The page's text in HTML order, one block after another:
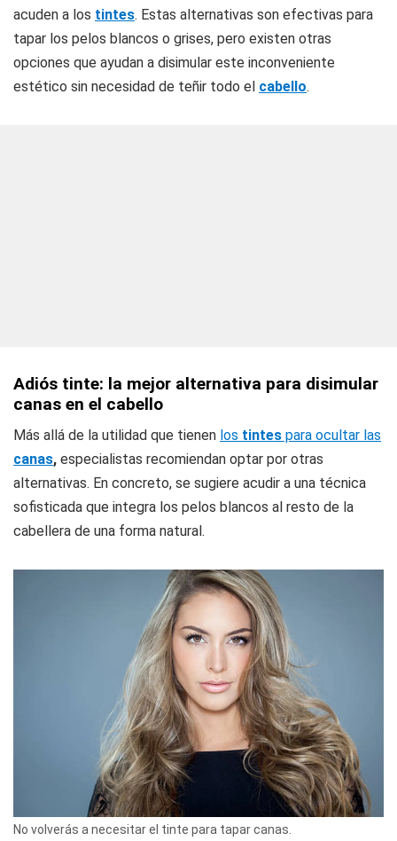
acuden a los tintes. Estas alternativas son efectivas para
tapar los pelos blancos o grises, pero existen otras
opciones que ayudan a disimular este inconveniente
estético sin necesidad de teñir todo el cabello.
Adiós tinte: la mejor alternativa para disimular
canas en el cabello
Más allá de la utilidad que tienen los tintes para ocultar las
canas, especialistas recomiendan optar por otras
alternativas. En concreto, se sugiere acudir a una técnica
sofisticada que integra los pelos blancos al resto de la
cabellera de una forma natural.
No volverás a necesitar el tinte para tapar canas.